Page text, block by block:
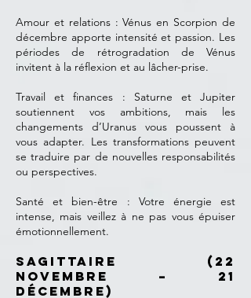
Amour et relations : Vénus en Scorpion de
décembre apporte intensité et passion. Les
périodes de rétrogradation de Vénus
invitent à la réflexion et au lâcher-prise.
Travail et finances : Saturne et Jupiter
soutiennent vos ambitions, mais les
changements d’Uranus vous poussent à
vous adapter. Les transformations peuvent
se traduire par de nouvelles responsabilités
ou perspectives.
Santé et bien-être : Votre énergie est
intense, mais veillez à ne pas vous épuiser
émotionnellement.
Sagittaire (22
novembre – 21
décembre)